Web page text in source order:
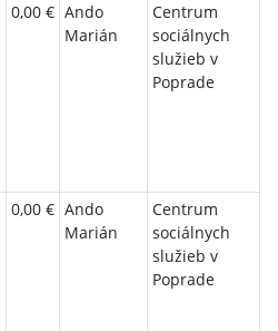
0,00 € Ando
Marián
Centrum
sociálnych
služieb v
Poprade
0,00 € Ando
Marián
Centrum
sociálnych
služieb v
Poprade